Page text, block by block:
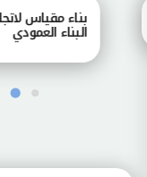
بناء مقياس
البناء العمودي